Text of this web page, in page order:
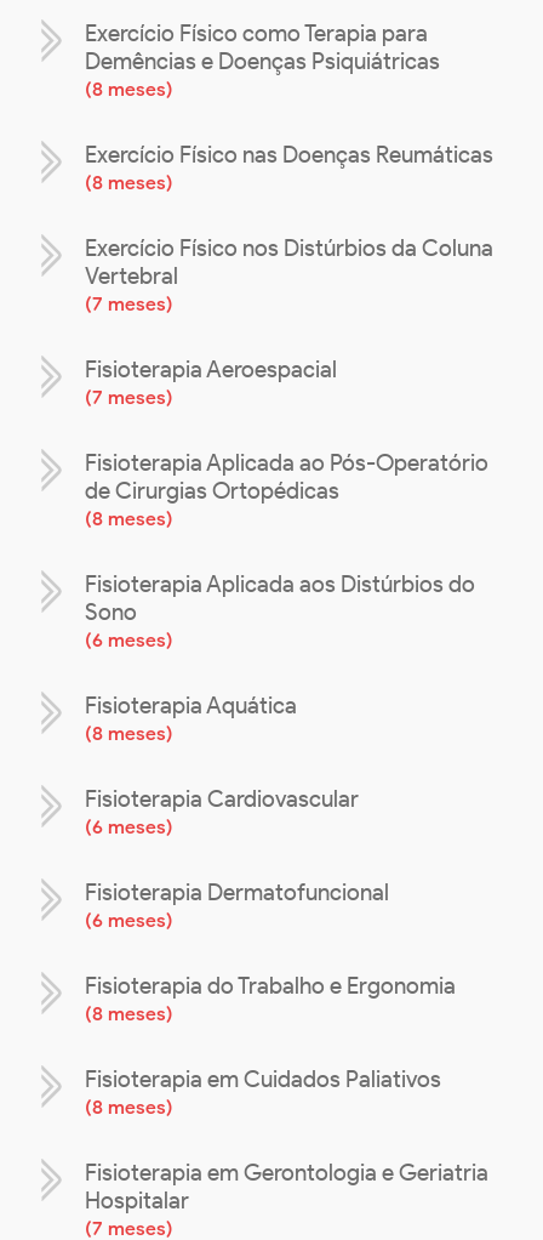
Exercício Físico como Terapia para
Demências e Doenças Psiquiátricas
(8 meses)
Exercício Físico nas Doenças Reumáticas
(8 meses)
Exercício Físico nos Distúrbios da Coluna
Vertebral
(7 meses)
Fisioterapia Aeroespacial
(7 meses)
Fisioterapia Aplicada ao Pós-Operatório
de Cirurgias Ortopédicas
(8 meses)
Fisioterapia Aplicada aos Distúrbios do
Sono
(6 meses)
Fisioterapia Aquática
(8 meses)
Fisioterapia Cardiovascular
(6 meses)
Fisioterapia Dermatofuncional
(6 meses)
Fisioterapia do Trabalho e Ergonomia
(8 meses)
Fisioterapia em Cuidados Paliativos
(8 meses)
Fisioterapia em Gerontologia e Geriatria
Hospitalar
(7 meses)